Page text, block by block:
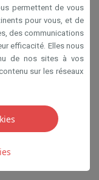
permettent de vous
pour vous, et de
des communications
efficacité. Elles nous
de nos sites à vos
sur les réseaux